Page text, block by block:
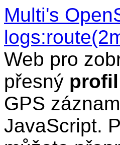
Multi's
Web pro
přesný profil
GPS
JavaScript.